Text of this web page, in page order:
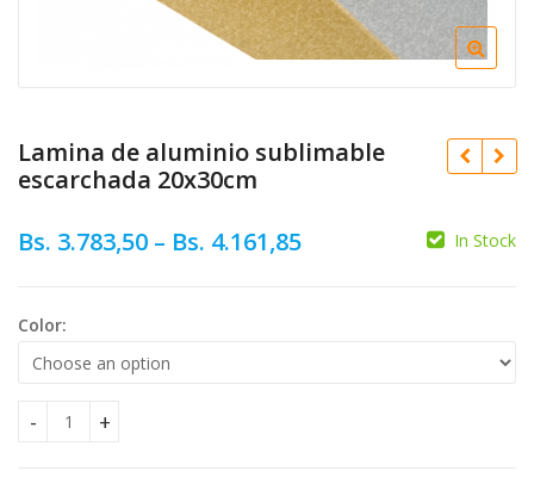
Lamina de aluminio sublimable
escarchada 20x30cm
Bs. 3.783,50 – Bs. 4.161,85 In Stock
Color:
Lamina de aluminio sublimable escarchada 20x30cm